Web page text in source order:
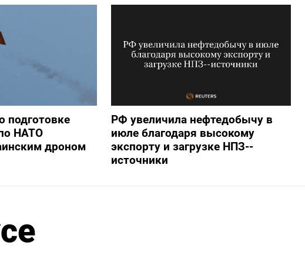
подготовке
НАТО
дроном
РФ увеличила нефтедобычу в
июле благодаря высокому
экспорту и загрузке НПЗ--
источники